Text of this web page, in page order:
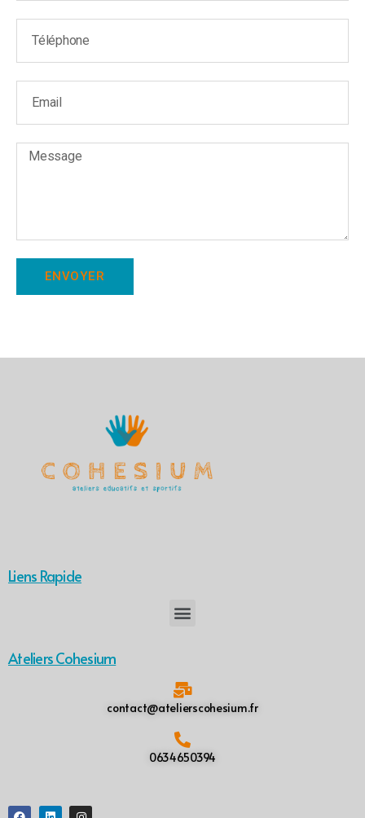
ENVOYER
Liens Rapide
Ateliers Cohesium
contact@atelierscohesium.fr
0634650394